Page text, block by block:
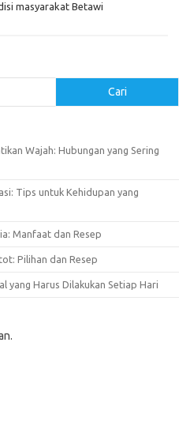
masyarakat Betawi
Cari
Wajah: Hubungan yang Sering
Tips untuk Kehidupan yang
Manfaat dan Resep
Pilihan dan Resep
yang Harus Dilakukan Setiap Hari